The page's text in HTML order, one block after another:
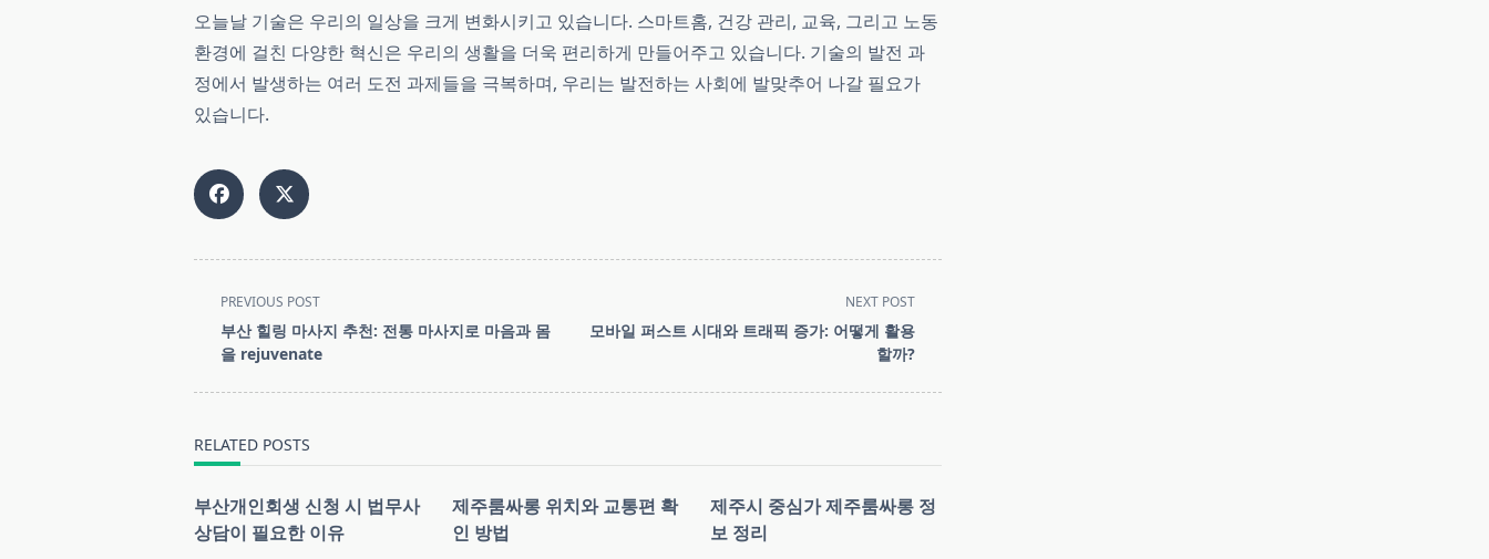
오늘날 기술은 우리의 일상을 크게 변화시키고 있습니다. 스마트홈, 건강 관리, 교육, 그리고 노동
환경에 걸친 다양한 혁신은 우리의 생활을 더욱 편리하게 만들어주고 있습니다. 기술의 발전 과
정에서 발생하는 여러 도전 과제들을 극복하며, 우리는 발전하는 사회에 발맞추어 나갈 필요가
있습니다.
<span
class="nav-
subtitle
PREVIOUS POST
부산 힐링 마사지 추천: 전통 마사지로 마음과 몸
을 rejuvenate
NEXT POST
모바일 퍼스트 시대와 트래픽 증가: 어떻게 활용
할까?
RELATED POSTS
부산개인회생 신청 시 법무사
상담이 필요한 이유
제주룸싸롱 위치와 교통편 확
인 방법
제주시 중심가 제주룸싸롱 정
보 정리